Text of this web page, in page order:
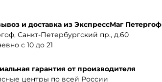
и доставка из ЭкспрессМаг Петергоф
Санкт-Петербургский пр., д.60
с 10 до 21
гарантия от производителя
центры по всей России